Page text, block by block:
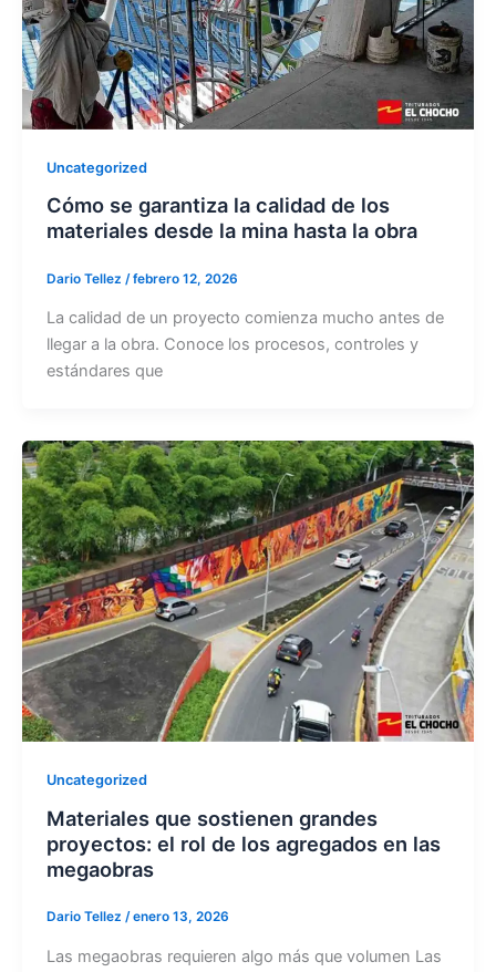
Uncategorized
Cómo se garantiza la calidad de los
materiales desde la mina hasta la obra
Dario Tellez /febrero 12, 2026
La calidad de un proyecto comienza mucho antes de
llegar a la obra. Conoce los procesos, controles y
estándares que
Uncategorized
Materiales que sostienen grandes
proyectos: el rol de los agregados en las
megaobras
Dario Tellez /enero 13, 2026
Las megaobras requieren algo más que volumen Las